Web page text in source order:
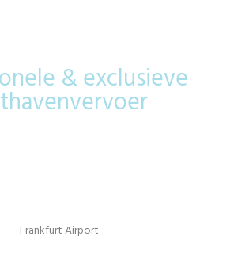
& exclusieve